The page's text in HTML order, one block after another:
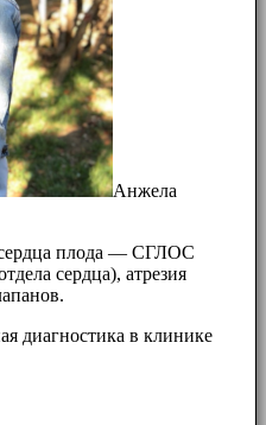
Анжела
плода — СГЛОС
сердца), атрезия
диагностика в клинике